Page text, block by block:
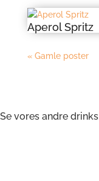
Aperol Spritz
« Gamle poster
Se vores andre drinks